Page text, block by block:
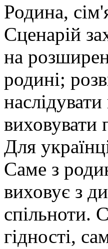
Родина,
Сценарій
на
родині;
виховувати
Для
Саме з
виховує з
спільноти.
гідності,